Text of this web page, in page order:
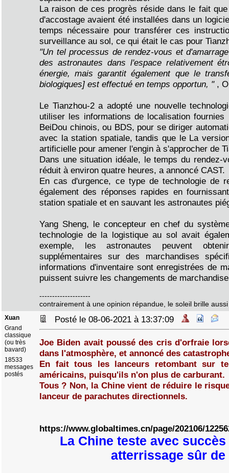
La raison de ces progrès réside dans le fait
d'accostage avaient été installées dans un
temps nécessaire pour transférer ces
surveillance au sol, ce qui était le cas pour
"Un tel processus de rendez-vous et
des astronautes dans l'espace relativement
énergie, mais garantit également que le
biologiques] est effectué en temps opportun, " ,
Le Tianzhou-2 a adopté une nouvelle
utiliser les informations de localisation
BeiDou chinois, ou BDS, pour se diriger
avec la station spatiale, tandis que le La
artificielle pour amener l'engin à s'approcher de
Dans une situation idéale, le temps du rendez-
réduit à environ quatre heures, a annoncé CAST.
En cas d'urgence, ce type de technologie de
également des réponses rapides en
station spatiale et en sauvant les astronautes
Yang Sheng, le concepteur en chef du
technologie de la logistique au sol avait
exemple, les astronautes peuvent
supplémentaires sur des marchandises
informations d'inventaire sont enregistrées de
puissent suivre les changements de
--------------------
contrairement à une opinion répandue, le soleil brille
Xuan
Grand
classique
(ou très
bavard)
18533
messages
postés
Posté le 08-06-2021 à 13:37:09
Joe Biden avait poussé des cris d'orfraie
dans l'atmosphère, et annoncé des
En fait tous les lanceurs retombant sur
américains, puisqu'ils n'on plus de carburant.
Tous ? Non, la Chine vient de réduire le
lanceur de parachutes directionnels.
https://www.globaltimes.cn/page/202106/
La Chine teste avec
atterrissage sûr